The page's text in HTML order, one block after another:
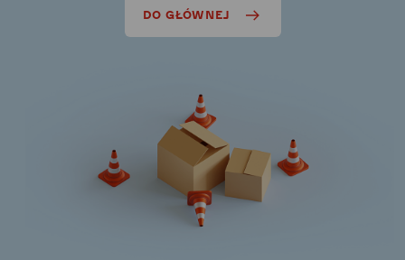
DO GŁÓWNEJ